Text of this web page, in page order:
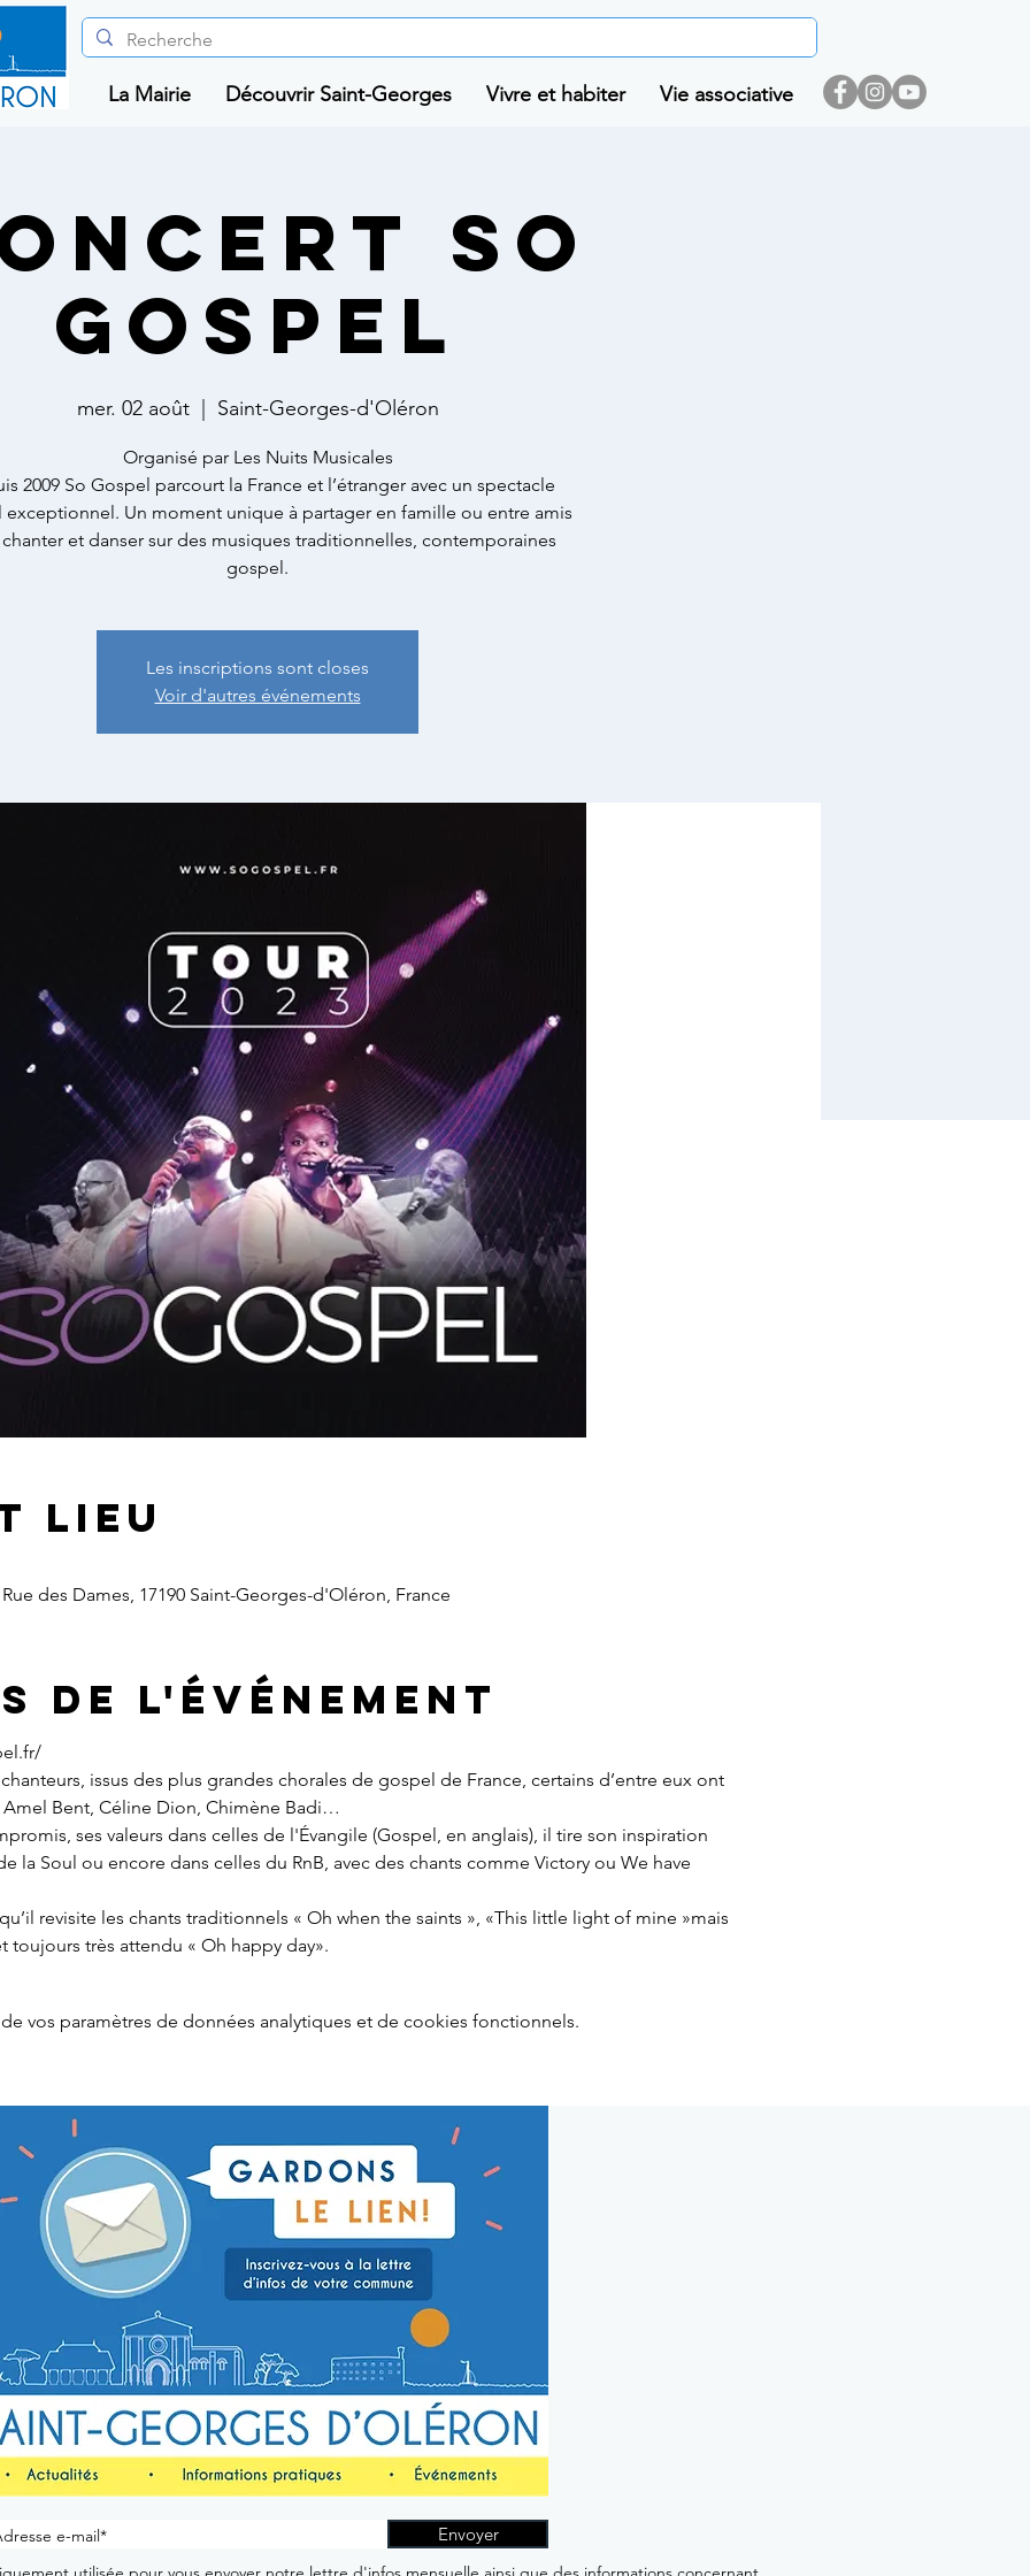
La Mairie Découvrir Saint-Georges Vivre et habiter Vie associative
SO
GOSPEL
mer. 02 août
  |
Saint-Georges-d'Oléron
Organisé par Les Nuits Musicales
2009 So Gospel parcourt la France et l’étranger avec un spectacle
exceptionnel. Un moment unique à partager en famille ou entre amis
et danser sur des musiques traditionnelles, contemporaines
gospel.
Les inscriptions sont closes
Voir d'autres événements
lieu
des Dames, 17190 Saint-Georges-d'Oléron, France
de l'événement
issus des plus grandes chorales de gospel de France, certains d’entre eux ont
Amel Bent, Céline Dion, Chimène Badi…
ses valeurs dans celles de l'Évangile (Gospel, en anglais), il tire son inspiration
la Soul ou encore dans celles du RnB, avec des chants comme Victory ou We have
revisite les chants traditionnels « Oh when the saints », «This little light of mine »mais
toujours très attendu « Oh happy day».
vos paramètres de données analytiques et de cookies fonctionnels.
Envoyer